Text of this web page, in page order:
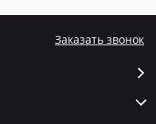
Заказать звонок